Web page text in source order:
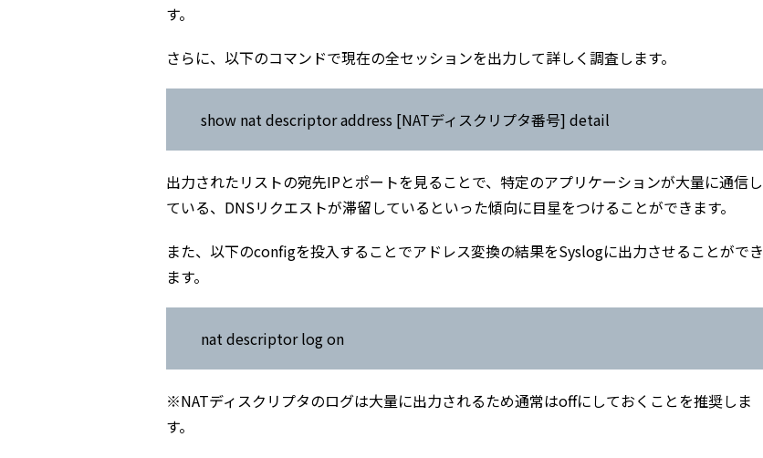
す。
さらに、以下のコマンドで現在の全セッションを出力して詳しく調査します。
show nat descriptor address [NATディスクリプタ番号] detail
出力されたリストの宛先IPとポートを見ることで、特定のアプリケーションが大量に通信し
ている、DNSリクエストが滞留しているといった傾向に目星をつけることができます。
また、以下のconfigを投入することでアドレス変換の結果をSyslogに出力させることができ
ます。
nat descriptor log on
※NATディスクリプタのログは大量に出力されるため通常はoffにしておくことを推奨しま
す。